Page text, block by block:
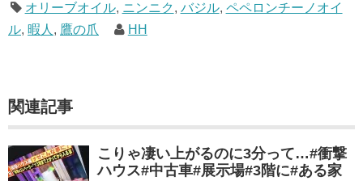
オリーブオイル, ニンニク , バジル, ペペロンチーノオイ
ル, 暇人 , 鷹の爪 HH
関連記事
こりゃ凄い上がるのに3分って…#衝撃
ハウス#中古車#展示場#3階に#ある家